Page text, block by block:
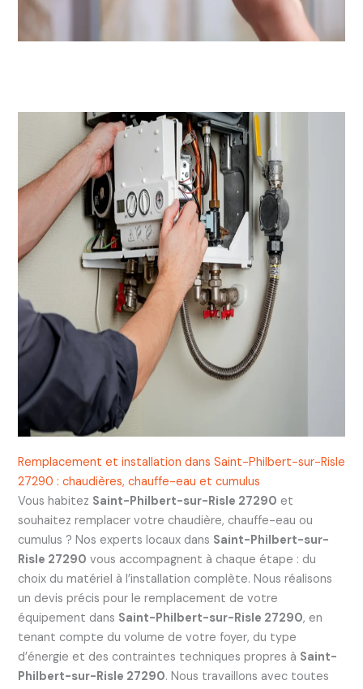
Remplacement et installation dans Saint-Philbert-sur-Risle
27290 : chaudières, chauffe-eau et cumulus
Vous habitez Saint-Philbert-sur-Risle 27290 et
souhaitez remplacer votre chaudière, chauffe-eau ou
cumulus ? Nos experts locaux dans Saint-Philbert-sur-
Risle 27290 vous accompagnent à chaque étape : du
choix du matériel à l’installation complète. Nous réalisons
un devis précis pour le remplacement de votre
équipement dans Saint-Philbert-sur-Risle 27290, en
tenant compte du volume de votre foyer, du type
d’énergie et des contraintes techniques propres à Saint-
Philbert-sur-Risle 27290. Nous travaillons avec toutes